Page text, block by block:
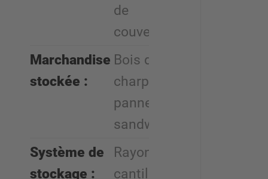
de
couverture)
Marchandise
stockée :
Bois de
charpente,
panneaux
sandwich
Système de
stockage :
Rayonnage
cantilever